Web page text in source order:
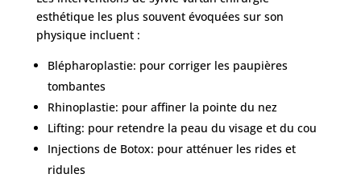
esthétique les plus souvent évoquées sur son
physique incluent :
Blépharoplastie: pour corriger les paupières
tombantes
Rhinoplastie: pour affiner la pointe du nez
Lifting: pour retendre la peau du visage et du cou
Injections de Botox: pour atténuer les rides et
ridules